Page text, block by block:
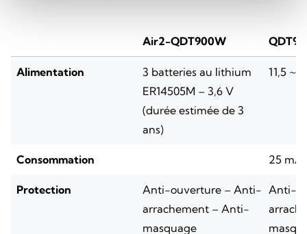
Air2-QDT900W
Alimentation
3 batteries au lithium
ER14505M – 3,6 V
(durée estimée de 3
ans)
11,5 ~
Consommation 25 mA
Protection
Anti-ouverture – Anti-
arrachement – Anti-
masquage
Anti-